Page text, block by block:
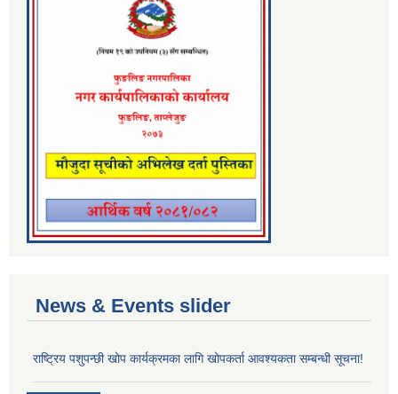
News & Events slider
राष्ट्रिय पशुपन्छी खोप कार्यक्रमका लागि खोपकर्ता आवश्यकता सम्बन्धी सूचना!